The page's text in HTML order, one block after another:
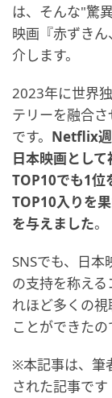
は、そんな"驚
映画『赤ずき
介します。
2023年に世界
テリーを融合
です。 Netflix週
日本映画とし
TOP10でも1位
TOP10入りを
を与えました。
SNSでも、日
の支持を称え
れほど多くの
ことができたの
※本記事は、筆
された記事です